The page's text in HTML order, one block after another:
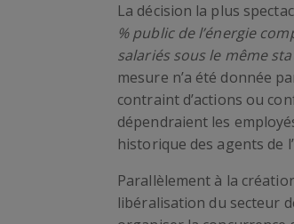
La décision la plus
% public de l’énergie
salariés sous le même
mesure n’a été donnée
contraint d’actions ou
dépendraient les
historique des agents de
Parallèlement à la
libéralisation du secteur